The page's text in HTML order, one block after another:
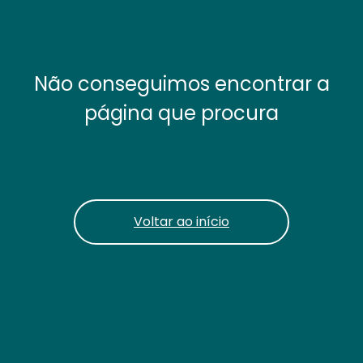
Não conseguimos encontrar a
página que procura
Voltar ao início